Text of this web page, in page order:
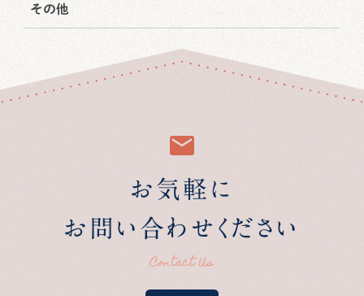
その他
お気軽に
お問い合わせください
Contact Us